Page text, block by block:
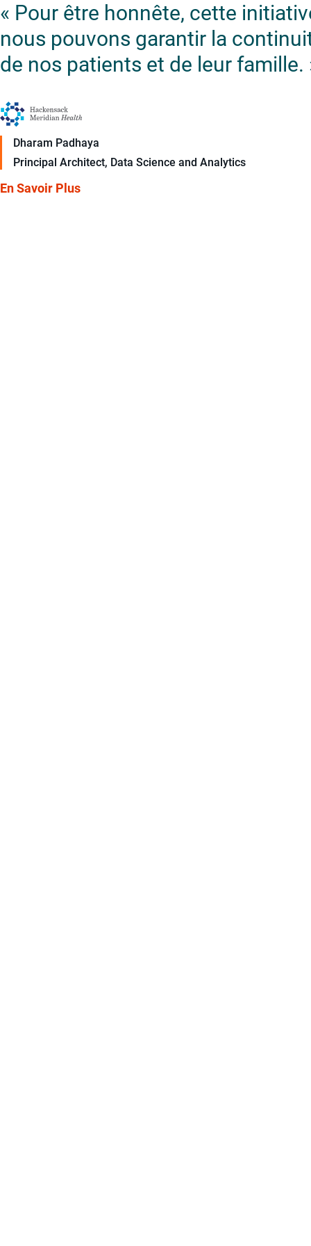
« Pour être honnête, cette
nous pouvons garantir la
de nos patients et de leur famille.
Dharam Padhaya
Principal Architect, Data Science and Analytics
En Savoir Plus